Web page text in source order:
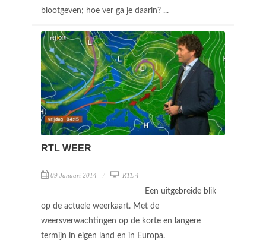
blootgeven; hoe ver ga je daarin? ...
RTL WEER
09 Januari 2014 RTL 4
Een uitgebreide blik
op de actuele weerkaart. Met de
weersverwachtingen op de korte en langere
termijn in eigen land en in Europa.